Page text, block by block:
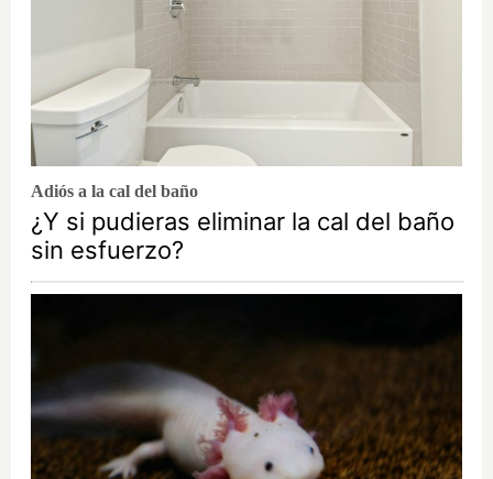
Adiós a la cal del baño
¿Y si pudieras eliminar la cal del baño
sin esfuerzo?